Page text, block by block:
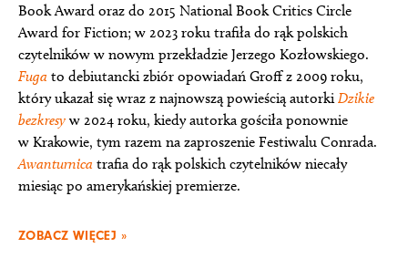
Book Award oraz do 2015 National Book Critics Circle
Award for Fiction; w 2023 roku trafiła do rąk polskich
czytelników w nowym przekładzie Jerzego Kozłowskiego.
Fuga to debiutancki zbiór opowiadań Groff z 2009 roku,
który ukazał się wraz z najnowszą powieścią autorkiDzikie
bezkresy w 2024 roku, kiedy autorka gościła ponownie
w Krakowie, tym razem na zaproszenie Festiwalu Conrada.
Awanturnica trafia do rąk polskich czytelników niecały
miesiąc po amerykańskiej premierze.
ZOBACZ WIĘCEJ »